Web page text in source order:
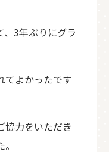
、3年ぶりにグラ
てよかったです
協力をいただき